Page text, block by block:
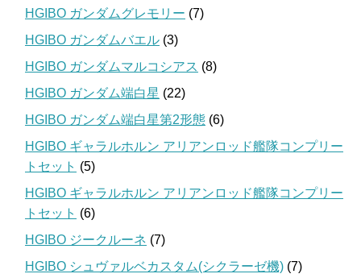
HGIBO ガンダムグレモリー (7)
HGIBO ガンダムバエル (3)
HGIBO ガンダムマルコシアス (8)
HGIBO ガンダム端白星 (22)
HGIBO ガンダム端白星第2形態 (6)
HGIBO ギャラルホルン アリアンロッド艦隊コンプリー
トセット (5)
HGIBO ギャラルホルン アリアンロッド艦隊コンプリー
トセット (6)
HGIBO ジークルーネ (7)
HGIBO シュヴァルベカスタム(シクラーゼ機) (7)